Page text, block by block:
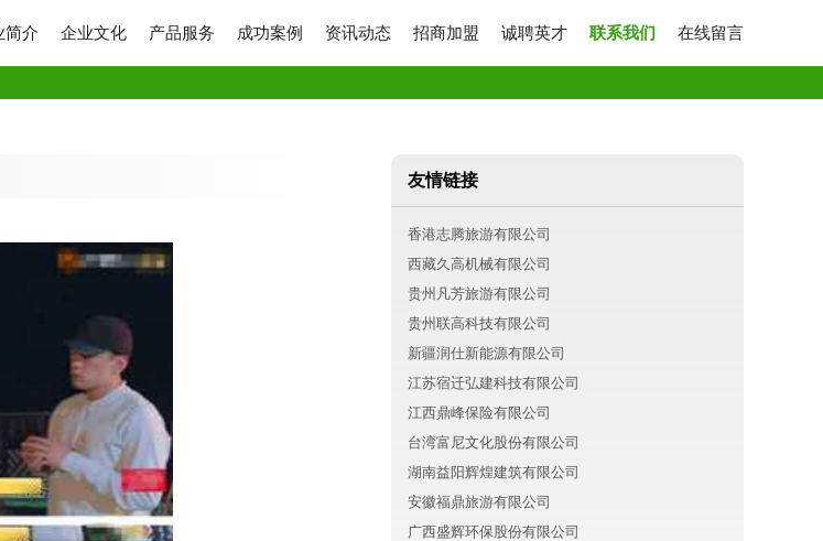
简介 企业文化 产品服务 成功案例 资讯动态 招商加盟 诚聘英才 联系我们 在线留言
友情链接
香港志腾旅游有限公司
西藏久高机械有限公司
贵州凡芳旅游有限公司
贵州联高科技有限公司
新疆润仕新能源有限公司
江苏宿迁弘建科技有限公司
江西鼎峰保险有限公司
台湾富尼文化股份有限公司
湖南益阳辉煌建筑有限公司
安徽福鼎旅游有限公司
广西盛辉环保股份有限公司